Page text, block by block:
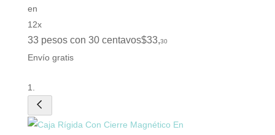
en
12x
33 pesos con 30 centavos$33,30
Envío gratis